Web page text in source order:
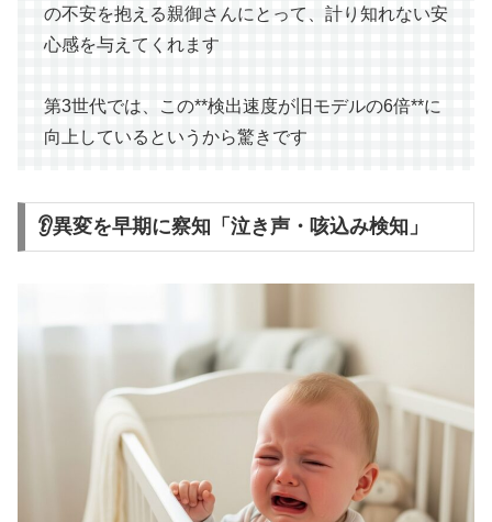
の不安を抱える親御さんにとって、計り知れない安
心感を与えてくれます
第3世代では、この**検出速度が旧モデルの6倍**に
向上しているというから驚きです
👂異変を早期に察知「泣き声・咳込み検知」